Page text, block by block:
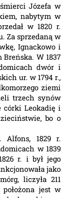
Józefa w
nabytym w
w 1820 r.
Za sprzedaną w
Ignackowo i
Breńska. W 1837
dwór i
ur. w 1794 r.,
ziemi
trzech synów
córki Leokadię i
bo o
Alfons, 1829 r.
w 1839
r. i był jego
jako
liczyła 211
jest w